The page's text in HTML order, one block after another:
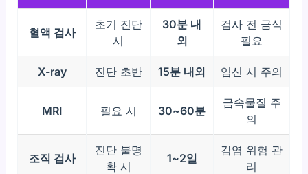
혈액 검사
초기 진단
시
30분 내
외
검사 전 금식
필요
X-ray 진단 초반 15분 내외 임신 시 주의
MRI 필요 시 30~60분
금속물질 주
의
조직 검사
진단 불명
확 시
1~2일
감염 위험 관
리